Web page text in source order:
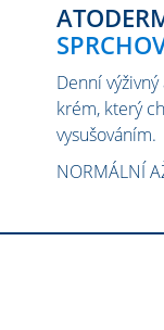
Denní
krém, který
vysušováním.​
NORMÁLNÍ